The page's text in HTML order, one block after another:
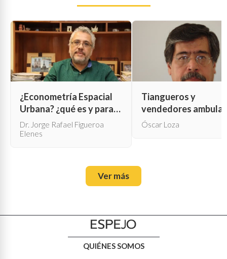
¿Econometría Espacial
Urbana? ¿qué es y para
qué sirve?
Dr. Jorge Rafael Figueroa
Elenes
Tiangueros y
vendedores
Óscar Loza
Ver más
QUIÉNES SOMOS